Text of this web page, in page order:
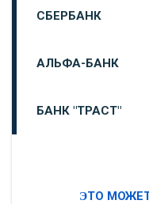
СБЕРБАНК
АЛЬФА-БАНК
БАНК "ТРАСТ"
ЭТО